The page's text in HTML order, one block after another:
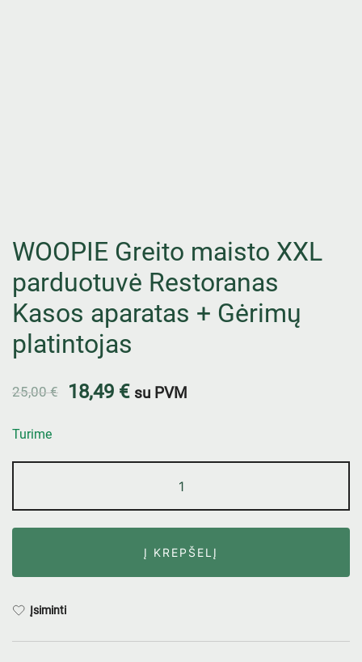
WOOPIE Greito maisto XXL
parduotuvė Restoranas
Kasos aparatas + Gėrimų
platintojas
25,00€ 18,49 € su PVM
Turime
Į KREPŠELĮ
Įsiminti